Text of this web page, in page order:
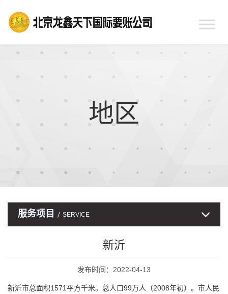
地区
服务项目 SERVICE
新沂
发布时间：2022-04-13
新沂市总面积1571平方千米。总人口99万人（2008年初）。市人民